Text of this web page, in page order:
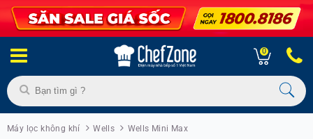
0
Máy lọc không khí Wells Wells Mini Max